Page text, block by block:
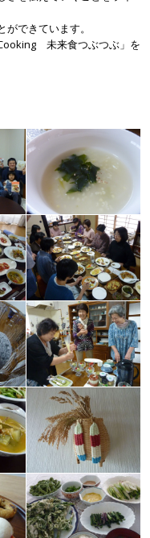
できています。
未来食つぶつぶ」を